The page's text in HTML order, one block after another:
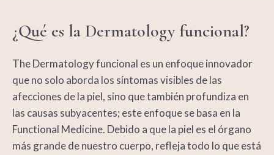
¿Qué es la Dermatology funcional?
TheDermatologyfuncional es un enfoque innovador
que no solo aborda los síntomas visibles de las
afecciones de la piel, sino que también profundiza en
las causas subyacentes; este enfoque se basa en la
Functional Medicine. Debido a que la piel es el órgano
más grande de nuestro cuerpo, refleja todo lo que está